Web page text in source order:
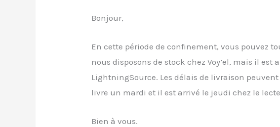
Bonjour,
En cette période de confinement, vous pouvez
nous disposons de stock chez Voy’el, mais il
LightningSource. Les délais de livraison
livre un mardi et il est arrivé le jeudi chez le
Bien à vous.